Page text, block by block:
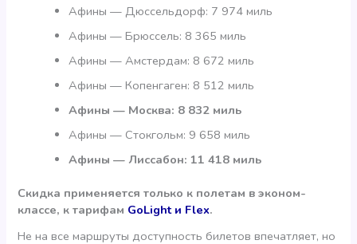
Афины — Дюссельдорф: 7 974 миль
Афины — Брюссель: 8 365 миль
Афины — Амстердам: 8 672 миль
Афины — Копенгаген: 8 512 миль
Афины — Москва: 8 832 миль
Афины — Стокгольм: 9 658 миль
Афины — Лиссабон: 11 418 миль
Скидка применяется только к полетам в эконом-
классе, к тарифам GoLight и Flex.
Не на все маршруты доступность билетов впечатляет, но